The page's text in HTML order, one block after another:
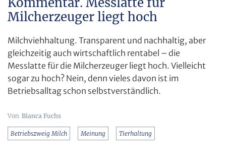
Milcherzeuger liegt hoch
Milchviehhaltung. Transparent und nachhaltig, aber
gleichzeitig auch wirtschaftlich rentabel – die
Messlatte für die Milcherzeuger liegt hoch. Vielleicht
sogar zu hoch? Nein, denn vieles davon ist im
Betriebsalltag schon selbstverständlich.
Bianca Fuchs
Betriebszweig Milch Meinung Tierhaltung